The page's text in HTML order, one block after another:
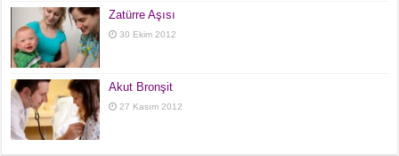
Zatürre Aşısı
30 Ekim 2012
Akut Bronşit
27 Kasım 2012